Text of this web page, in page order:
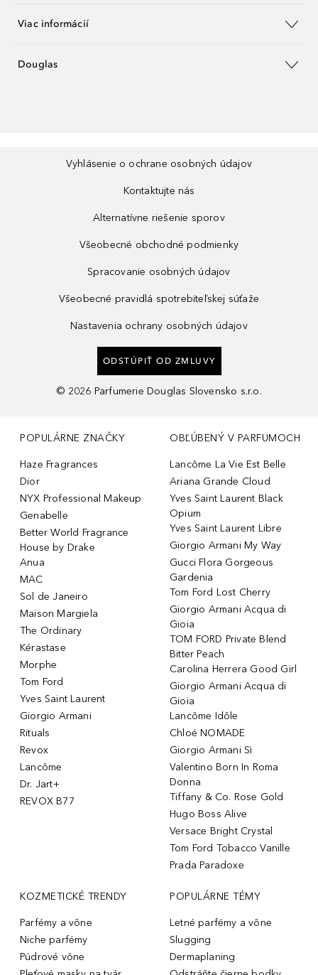
Viac informácií
Douglas
Vyhlásenie o ochrane osobných údajov
Kontaktujte nás
Alternatívne riešenie sporov
Všeobecné obchodné podmienky
Spracovanie osobných údajov
Všeobecné pravidlá spotrebiteľskej súťaže
Nastavenia ochrany osobných údajov
ODSTÚPIŤ OD ZMLUVY
© 2026 Parfumerie Douglas Slovensko s.r.o.
POPULÁRNE ZNAČKY
Haze Fragrances
Dior
NYX Professional Makeup
Genabelle
Better World Fragrance
House by Drake
Anua
MAC
Sol de Janeiro
Maison Margiela
The Ordinary
Kérastase
Morphe
Tom Ford
Yves Saint Laurent
Giorgio Armani
Rituals
Revox
Lancôme
Dr. Jart+
REVOX B77
OBĽÚBENÝ V PARFUMOCH
Lancôme La Vie Est Belle
Ariana Grande Cloud
Yves Saint Laurent Black
Opium
Yves Saint Laurent Libre
Giorgio Armani My Way
Gucci Flora Gorgeous
Gardenia
Tom Ford Lost Cherry
Giorgio Armani Acqua di
Gioia
TOM FORD Private Blend
Bitter Peach
Carolina Herrera Good Girl
Giorgio Armani Acqua di
Gioia
Lancôme Idôle
Chloé NOMADE
Giorgio Armani Sì
Valentino Born In Roma
Donna
Tiffany & Co. Rose Gold
Hugo Boss Alive
Versace Bright Crystal
Tom Ford Tobacco Vanille
Prada Paradoxe
KOZMETICKÉ TRENDY
Parfémy a vône
Niche parfémy
Púdrové vône
POPULÁRNE TÉMY
Letné parfémy a vône
Slugging
Dermaplaning